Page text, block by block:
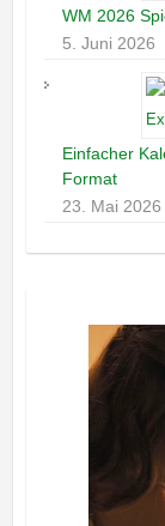
WM 2026
5. Juni 2026
Einfacher
Format
23. Mai 2026